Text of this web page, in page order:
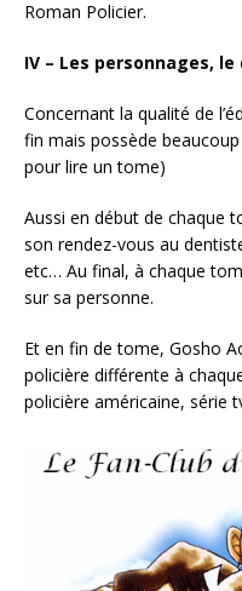
Roman Policier.
IV – Les personnages,
Concernant la qualité de
fin mais possède
pour lire un tome)
Aussi en début de chaque
son rendez-vous au
etc… Au final, à chaque
sur sa personne.
Et en fin de tome, Gosho
policière différente à
policière américaine, série